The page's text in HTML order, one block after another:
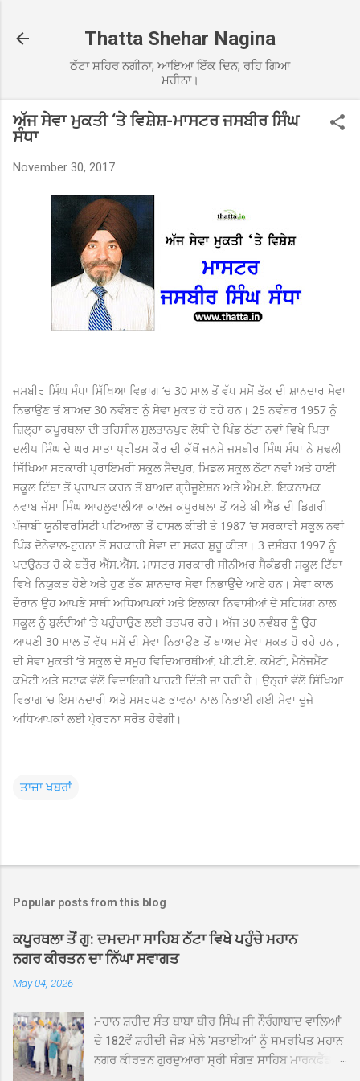
Thatta Shehar Nagina
ਠੱਟਾ ਸ਼ਹਿਰ ਨਗੀਨਾ, ਆਇਆ ਇੱਕ ਦਿਨ, ਰਹਿ ਗਿਆ
ਮਹੀਨਾ।
ਅੱਜ ਸੇਵਾ ਮੁਕਤੀ ‘ਤੇ ਵਿਸ਼ੇਸ਼-ਮਾਸਟਰ ਜਸਬੀਰ ਸਿੰਘ
ਸੰਧਾ
November 30, 2017
ਜਸਬੀਰ ਸਿੰਘ ਸੰਧਾ ਸਿੱਖਿਆ ਵਿਭਾਗ ‘ਚ 30 ਸਾਲ ਤੋਂ ਵੱਧ ਸਮੇਂ ਤੱਕ ਦੀ ਸ਼ਾਨਦਾਰ ਸੇਵਾ
ਨਿਭਾਉਣ ਤੋਂ ਬਾਅਦ 30 ਨਵੰਬਰ ਨੂੰ ਸੇਵਾ ਮੁਕਤ ਹੋ ਰਹੇ ਹਨ। 25 ਨਵੰਬਰ 1957 ਨੂੰ
ਜ਼ਿਲ੍ਹਾ ਕਪੂਰਥਲਾ ਦੀ ਤਹਿਸੀਲ ਸੁਲਤਾਨਪੁਰ ਲੋਧੀ ਦੇ ਪਿੰਡ ਠੱਟਾ ਨਵਾਂ ਵਿਖੇ ਪਿਤਾ
ਦਲੀਪ ਸਿੰਘ ਦੇ ਘਰ ਮਾਤਾ ਪ੍ਰੀਤਮ ਕੌਰ ਦੀ ਕੁੱਖੋਂ ਜਨਮੇ ਜਸਬੀਰ ਸਿੰਘ ਸੰਧਾ ਨੇ ਮੁਢਲੀ
ਸਿੱਖਿਆ ਸਰਕਾਰੀ ਪ੍ਰਾਇਮਰੀ ਸਕੂਲ ਸੈਦਪੁਰ, ਮਿਡਲ ਸਕੂਲ ਠੱਟਾ ਨਵਾਂ ਅਤੇ ਹਾਈ
ਸਕੂਲ ਟਿੱਬਾ ਤੋਂ ਪ੍ਰਾਪਤ ਕਰਨ ਤੋਂ ਬਾਅਦ ਗ੍ਰੈਜੂਏਸ਼ਨ ਅਤੇ ਐਮ.ਏ. ਇਕਨਾਮਕ
ਨਵਾਬ ਜੱਸਾ ਸਿੰਘ ਆਹਲੂਵਾਲੀਆ ਕਾਲਜ ਕਪੂਰਥਲਾ ਤੋਂ ਅਤੇ ਬੀ ਐੱਡ ਦੀ ਡਿਗਰੀ
ਪੰਜਾਬੀ ਯੂਨੀਵਰਸਿਟੀ ਪਟਿਆਲਾ ਤੋਂ ਹਾਸਲ ਕੀਤੀ ਤੇ 1987 ‘ਚ ਸਰਕਾਰੀ ਸਕੂਲ ਨਵਾਂ
ਪਿੰਡ ਦੋਨੇਵਾਲ-ਟੁਰਨਾ ਤੋਂ ਸਰਕਾਰੀ ਸੇਵਾ ਦਾ ਸਫ਼ਰ ਸ਼ੁਰੂ ਕੀਤਾ। 3 ਦਸੰਬਰ 1997 ਨੂੰ
ਪਦਉਨਤ ਹੋ ਕੇ ਬਤੌਰ ਐੱਸ.ਐੱਸ. ਮਾਸਟਰ ਸਰਕਾਰੀ ਸੀਨੀਅਰ ਸੈਕੰਡਰੀ ਸਕੂਲ ਟਿੱਬਾ
ਵਿਖੇ ਨਿਯੁਕਤ ਹੋਏ ਅਤੇ ਹੁਣ ਤੱਕ ਸ਼ਾਨਦਾਰ ਸੇਵਾ ਨਿਭਾਉਂਦੇ ਆਏ ਹਨ। ਸੇਵਾ ਕਾਲ
ਦੌਰਾਨ ਉਹ ਆਪਣੇ ਸਾਥੀ ਅਧਿਆਪਕਾਂ ਅਤੇ ਇਲਾਕਾ ਨਿਵਾਸੀਆਂ ਦੇ ਸਹਿਯੋਗ ਨਾਲ
ਸਕੂਲ ਨੂੰ ਬੁਲੰਦੀਆਂ ‘ਤੇ ਪਹੁੰਚਾਉਣ ਲਈ ਤਤਪਰ ਰਹੇ। ਅੱਜ 30 ਨਵੰਬਰ ਨੂੰ ਉਹ
ਆਪਣੀ 30 ਸਾਲ ਤੋਂ ਵੱਧ ਸਮੇਂ ਦੀ ਸੇਵਾ ਨਿਭਾਉਣ ਤੋਂ ਬਾਅਦ ਸੇਵਾ ਮੁਕਤ ਹੋ ਰਹੇ ਹਨ ,
ਦੀ ਸੇਵਾ ਮੁਕਤੀ ‘ਤੇ ਸਕੂਲ ਦੇ ਸਮੂਹ ਵਿਦਿਆਰਥੀਆਂ, ਪੀ.ਟੀ.ਏ. ਕਮੇਟੀ, ਮੈਨੇਜਮੈਂਟ
ਕਮੇਟੀ ਅਤੇ ਸਟਾਫ਼ ਵੱਲੋਂ ਵਿਦਾਇਗੀ ਪਾਰਟੀ ਦਿੱਤੀ ਜਾ ਰਹੀ ਹੈ। ਉਨ੍ਹਾਂ ਵੱਲੋਂ ਸਿੱਖਿਆ
ਵਿਭਾਗ ‘ਚ ਇਮਾਨਦਾਰੀ ਅਤੇ ਸਮਰਪਣ ਭਾਵਨਾ ਨਾਲ ਨਿਭਾਈ ਗਈ ਸੇਵਾ ਦੂਜੇ
ਅਧਿਆਪਕਾਂ ਲਈ ਪੇ੍ਰਰਨਾ ਸਰੋਤ ਹੋਵੇਗੀ।
ਤਾਜ਼ਾ ਖਬਰਾਂ
Popular posts from this blog
ਕਪੂਰਥਲਾ ਤੋਂ ਗੁ: ਦਮਦਮਾ ਸਾਹਿਬ ਠੱਟਾ ਵਿਖੇ ਪਹੁੰਚੇ ਮਹਾਨ
ਨਗਰ ਕੀਰਤਨ ਦਾ ਨਿੱਘਾ ਸਵਾਗਤ
May 04, 2026
ਮਹਾਨ ਸ਼ਹੀਦ ਸੰਤ ਬਾਬਾ ਬੀਰ ਸਿੰਘ ਜੀ ਨੌਰੰਗਾਬਾਦ ਵਾਲਿਆਂ
ਦੇ 182ਵੇਂ ਸ਼ਹੀਦੀ ਜੋੜ ਮੇਲੇ 'ਸਤਾਈਆਂ' ਨੂੰ ਸਮਰਪਿਤ ਮਹਾਨ
ਨਗਰ ਕੀਰਤਨ ਗੁਰਦੁਆਰਾ ਸ੍ਰੀ ਸੰਗਤ ਸਾਹਿਬ ਮਾਰਕਫੈੱਡ